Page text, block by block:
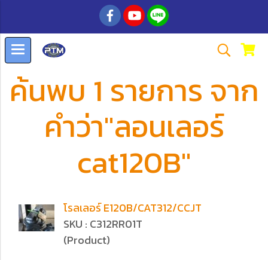
ค้นพบ 1 รายการ จาก
คำว่า"ลอนเลอร์
cat120B"
โรลเลอร์ E120B/CAT312/CCJT
SKU : C312RR01T
(Product)